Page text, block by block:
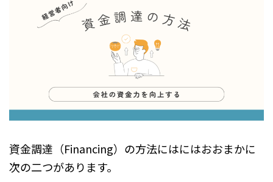
資金調達（Financing）の方法にはにはおおまかに
次の二つがあります。